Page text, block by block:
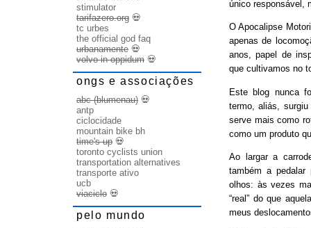
único responsável,
O Apocalipse
apenas de
anos, papel de
que cultivamos no
Este blog nunca
termo, aliás,
serve mais como
como um produto
Ao largar a
também a pedalar
olhos: às vezes
“real” do que
meus
stimulator
tarifazero.org 💀
tc urbes
the official god faq
urbanamente 💀
volvo in oppidum 💀
ongs e associações
abc (blumenau) 💀
antp
ciclocidade
mountain bike bh
time's up 💀
toronto cyclists union
transportation alternatives
transporte ativo
ucb
viaciclo 💀
pelo mundo